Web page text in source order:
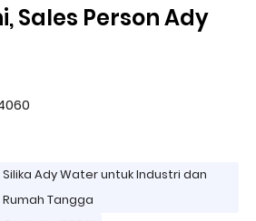
Sales Person Ady
Ady Water untuk Industri dan
Rumah Tangga